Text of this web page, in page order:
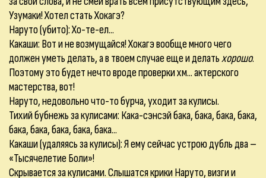
Узумаки! Хотел стать Хокагэ?
Наруто (убито): Хо-те-ел...
Какаши: Вот и не возмущайся! Хокагэ вообще много чего
должен уметь делать, а в твоем случае еще и делатьхорошо.
Поэтому это будет нечто вроде проверки хм... актерского
мастерства, вот!
Наруто, недовольно что-то бурча, уходит за кулисы.
Тихий бубнежь за кулисами: Кака-сэнсэй бака, бака, бака, бака,
бака, бака, бака, бака, бака...
Какаши (удаляясь за кулисы): Я ему сейчас устрою дубль два –
«Тысячелетие Боли»!
Скрывается за кулисами. Слышатся крики Наруто, визги и